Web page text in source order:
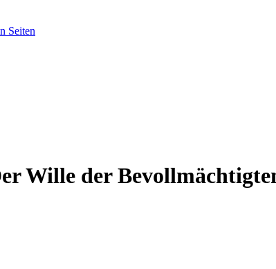
Seiten
Wille der